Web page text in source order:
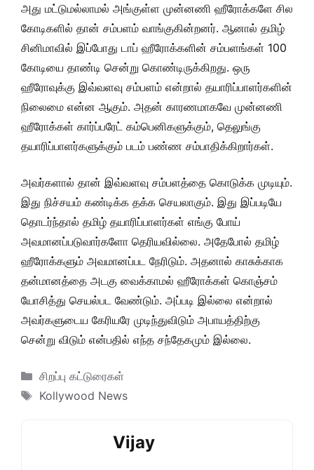
அது மட்டுமல்லாமல் அங்குள்ள முன்னணி ஹீரோக்களே சில
கோடிகளில் தான் சம்பளம் வாங்குகின்றனர். ஆனால் தமிழ்
சினிமாவில் இப்போது டாப் ஹீரோக்களின் சம்பளங்கள் 100
கோடியை தாண்டி சென்று கொண்டிருக்கிறது. ஒரு
ஹீரோவுக்கு இவ்வளவு சம்பளம் என்றால் தயாரிப்பாளர்களின்
நிலைமை என்ன ஆகும். அதன் காரணமாகவே முன்னணி
ஹீரோக்கள் கார்ப்பரேட் கம்பெனிகளுக்கும், தெலுங்கு
தயாரிப்பாளர்களுக்கும் படம் பண்ண சம்பாதிக்கிறார்கள்.
அவர்களால் தான் இவ்வளவு சம்பளத்தை கொடுக்க முடியும்.
இது நிச்சயம் கண்டிக்க தக்க செயலாகும். இது இப்படியே
தொடர்ந்தால் தமிழ் தயாரிப்பாளர்கள் எங்கு போய்
அவமானப்படுவார்களோ தெரியவில்லை. அதேபோல் தமிழ்
ஹீரோக்களும் அவமானப்பட நேரிடும். அதனால் காசுக்காக
தன்மானத்தை அடகு வைக்காமல் ஹீரோக்கள் கொஞ்சம்
யோசித்து செயல்பட வேண்டும். அப்படி இல்லை என்றால்
அவர்களுடைய கேரியரே முடிந்துவிடும் அபாயத்திற்கு
சென்று விடும் என்பதில் எந்த சந்தேகமும் இல்லை.
Categories
சிறப்பு கட்டுரைகள்
Tags
Kollywood News
Vijay